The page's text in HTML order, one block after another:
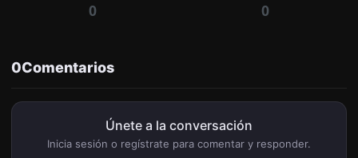
Capítulo 49
0 0
0Comentarios
Únete a la conversación
Inicia sesión o regístrate para comentar y responder.